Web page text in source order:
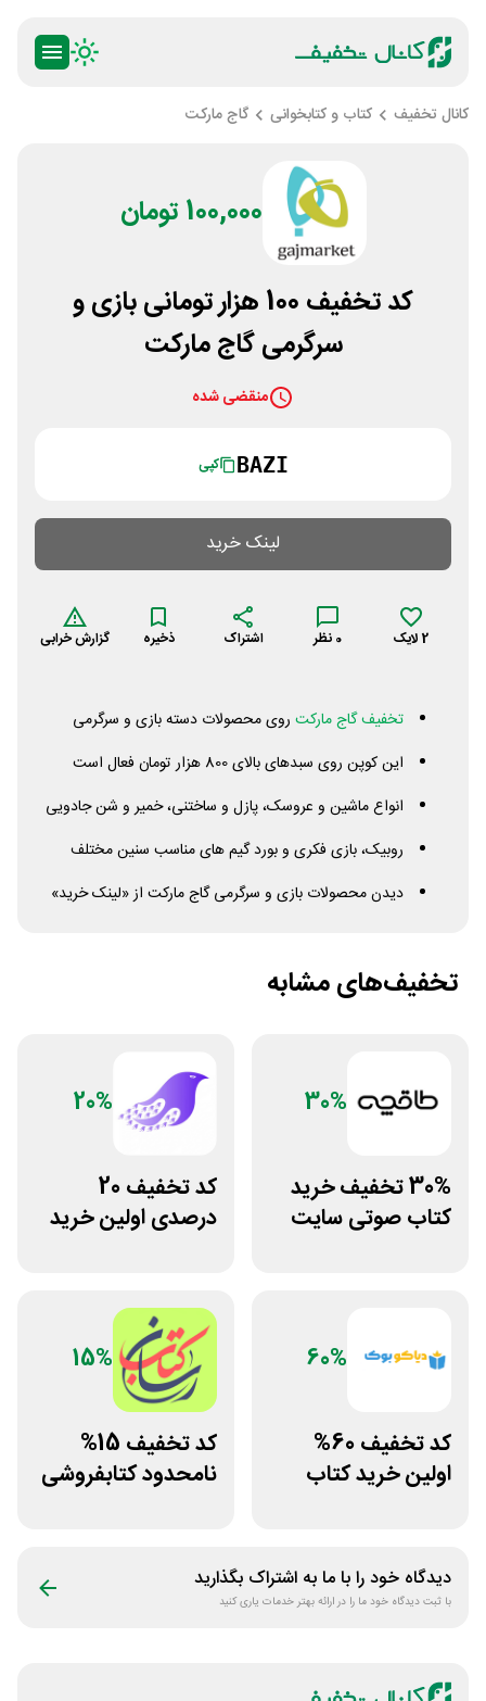
کانال تخفیف کتاب و کتابخوانی گاج مارکت
100,000 تومان
کد تخفیف 100 هزار تومانی بازی و
سرگرمی گاج مارکت
منقضی شده
BAZI کپی
لینک خرید
2لایک 0 نظر اشتراک ذخیره گزارش خرابی
تخفیف گاج مارکت روی محصولات دسته بازی و سرگرمی
این کوپن روی سبدهای بالای 800 هزار تومان فعال است
انواع ماشین و عروسک، پازل و ساختنی، خمیر و شن جادویی
روبیک، بازی فکری و بورد گیم های مناسب سنین مختلف
دیدن محصولات بازی و سرگرمی گاج مارکت از «لینک خرید»
تخفیف‌های مشابه
30%
30% تخفیف خرید
کتاب صوتی سایت
20%
کد تخفیف 20
درصدی اولین خرید
60%
کد تخفیف 60%
اولین خرید کتاب
15%
کد تخفیف 15%
نامحدود کتابفروشی
دیدگاه خود را با ما به اشتراک بگذارید
با ثبت دیدگاه خود ما را در ارائه بهتر خدمات یاری کنید